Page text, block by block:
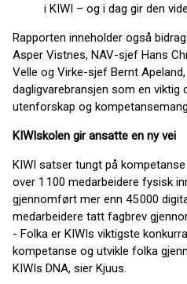
i KIWI – og i dag gir den
Rapporten inneholder også
Asper Vistnes, NAV-sjef Hans
Velle og Virke-sjef Bernt
dagligvarebransjen som en viktig
utenforskap og
KIWIskolen gir ansatte en ny vei
KIWI satser tungt på
over 1 100 medarbeidere fysisk
gjennomført mer enn 45 000
medarbeidere tatt fagbrev
- Folka er KIWIs viktigste
kompetanse og utvikle folka
KIWIs DNA, sier Kjuus.